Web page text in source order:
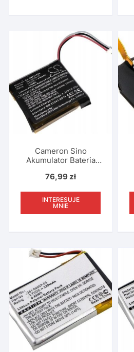
Cameron Sino
Akumulator Bateria
Smartwatch Garmin
/ Cs-gmf510sh
76,99zł
INTERESUJE
MNIE